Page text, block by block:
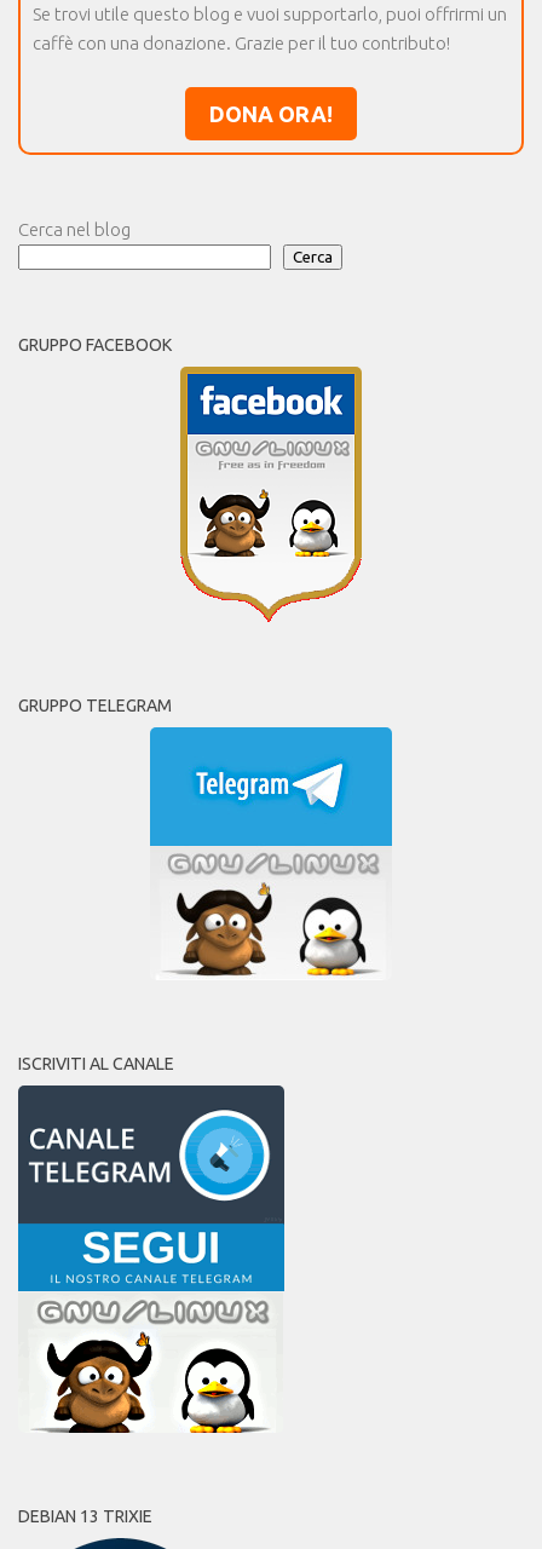
Se trovi utile questo blog e vuoi supportarlo, puoi offrirmi un
caffè con una donazione. Grazie per il tuo contributo!
DONA ORA!
Cerca nel blog
Cerca
GRUPPO FACEBOOK
GRUPPO TELEGRAM
ISCRIVITI AL CANALE
DEBIAN 13 TRIXIE